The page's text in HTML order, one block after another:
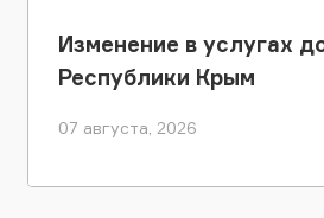
Изменение в услугах
Республики Крым
07 августа, 2026